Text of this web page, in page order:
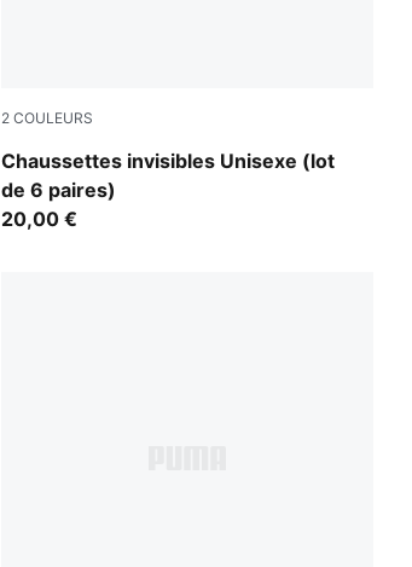
2 COULEURS
Chaussettes invisibles Unisexe (lot
de 6 paires)
black
20,00 €